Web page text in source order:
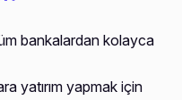
bankalardan kolayca
yatırım yapmak için